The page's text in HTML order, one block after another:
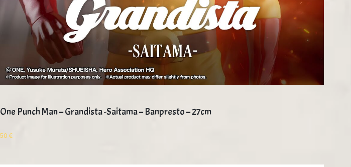
One Punch Man – Grandista -Saitama – Banpresto – 27cm
50 €